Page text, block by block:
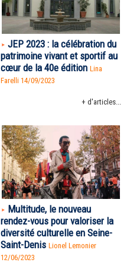
JEP 2023 : la célébration du
patrimoine vivant et sportif au
cœur de la 40e édition Lina
Farelli 14/09/2023
+ d'articles...
Multitude, le nouveau
rendez-vous pour valoriser la
diversité culturelle en Seine-
Saint-Denis Lionel Lemonier
12/06/2023